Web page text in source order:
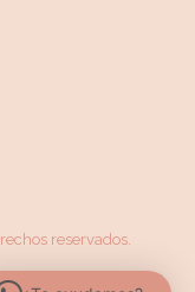
reservados.